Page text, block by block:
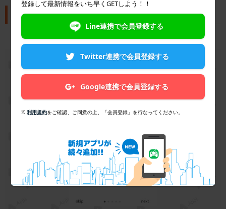
POLYGLOTS(ポリグロッツ)
登録して最新情報をいち早くGETしよう！！
Line連携で会員登録する
Twitter連携で会員登録する
Google連携で会員登録する
※利用規約をご確認、ご同意の上、「会員登録」を行なってください。